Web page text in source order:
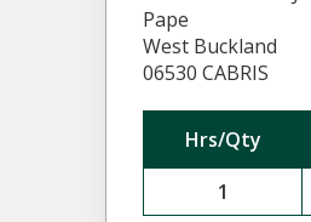
Pape
West Buckland
06530 CABRIS
Hrs/Qty
1